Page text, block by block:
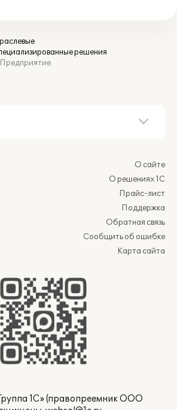
решения
О сайте
О решениях 1С
Прайс-лист
Поддержка
Обратная связь
Сообщить об ошибке
Карта сайта
1С» (правопреемник ООО